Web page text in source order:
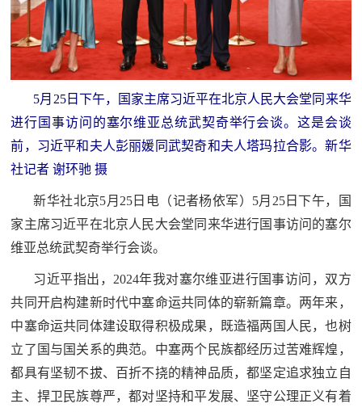
闻
追
踪
热
点
追
踪
防
法
国
防
法
规
国
防
识
国
防
知
全
民
5月25日下午，国家主席习近平在北京人民大会堂同来华
进行国事访问的塞尔维亚总统武契奇举行会谈。这是会谈
前，习近平和夫人彭丽媛同武契奇和夫人塔玛拉合影。新华
社记者 谢环驰 摄
新华社北京5月25日电（记者杨依军）5月25日下午，国
家主席习近平在北京人民大会堂同来华进行国事访问的塞尔
维亚总统武契奇举行会谈。
习近平指出，2024年我对塞尔维亚进行国事访问，双方
共同开启构建新时代中塞命运共同体的崭新篇章。两年来，
中塞命运共同体建设取得积极成果，既造福两国人民，也树
立了国与国关系的典范。中塞两个民族都经历过苦难辉煌，
都具有坚韧不拔、百折不挠的精神品质，都坚定追求独立自
主、捍卫民族尊严，都对坚持和平发展、坚守公理正义有着